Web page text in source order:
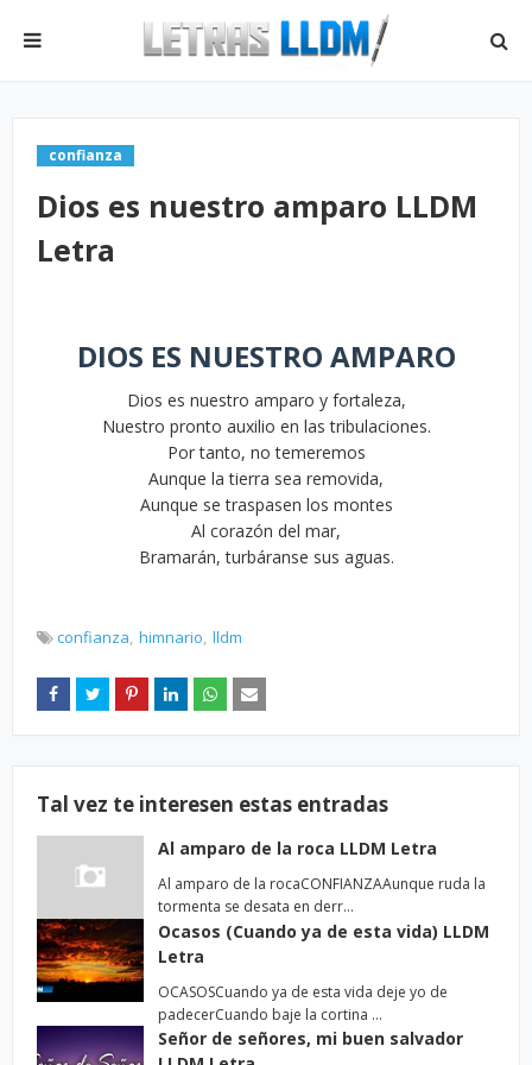
confianza
Dios es nuestro amparo LLDM
Letra
DIOS ES NUESTRO AMPARO
Dios es nuestro amparo y fortaleza,
Nuestro pronto auxilio en las tribulaciones.
Por tanto, no temeremos
Aunque la tierra sea removida,
Aunque se traspasen los montes
Al corazón del mar,
Bramarán, turbáranse sus aguas.
confianza himnario lldm
Tal vez te interesen estas entradas
Al amparo de la roca LLDM Letra
Al amparo de la rocaCONFIANZAAunque ruda la
tormenta se desata en derr…
Ocasos (Cuando ya de esta vida) LLDM
Letra
OCASOSCuando ya de esta vida deje yo de
padecerCuando baje la cortina …
Señor de señores, mi buen salvador